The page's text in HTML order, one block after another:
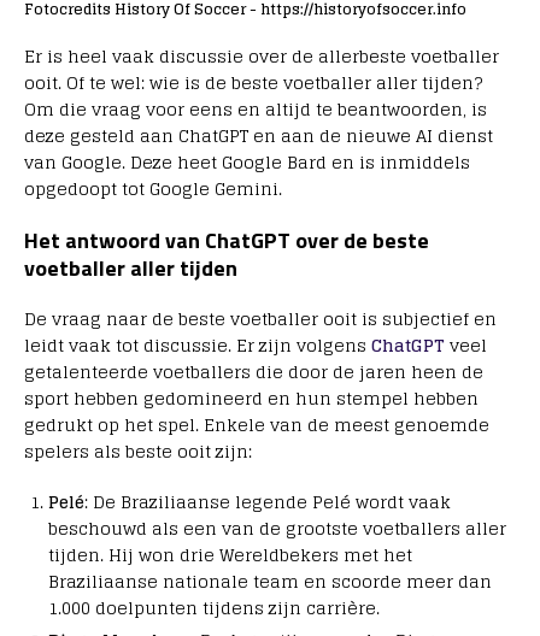
Fotocredits History Of Soccer - https://historyofsoccer.info
Er is heel vaak discussie over de allerbeste voetballer
ooit. Of te wel: wie is de beste voetballer aller tijden?
Om die vraag voor eens en altijd te beantwoorden, is
deze gesteld aan ChatGPT en aan de nieuwe AI dienst
van Google. Deze heet Google Bard en is inmiddels
opgedoopt tot Google Gemini.
Het antwoord van ChatGPT over de beste
voetballer aller tijden
De vraag naar de beste voetballer ooit is subjectief en
leidt vaak tot discussie. Er zijn volgens ChatGPTveel
getalenteerde voetballers die door de jaren heen de
sport hebben gedomineerd en hun stempel hebben
gedrukt op het spel. Enkele van de meest genoemde
spelers als beste ooit zijn:
Pelé: De Braziliaanse legende Pelé wordt vaak
beschouwd als een van de grootste voetballers aller
tijden. Hij won drie Wereldbekers met het
Braziliaanse nationale team en scoorde meer dan
1.000 doelpunten tijdens zijn carrière.